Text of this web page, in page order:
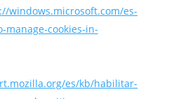
windows.microsoft.com/es-
manage-cookies-in-
es/kb/habilitar-